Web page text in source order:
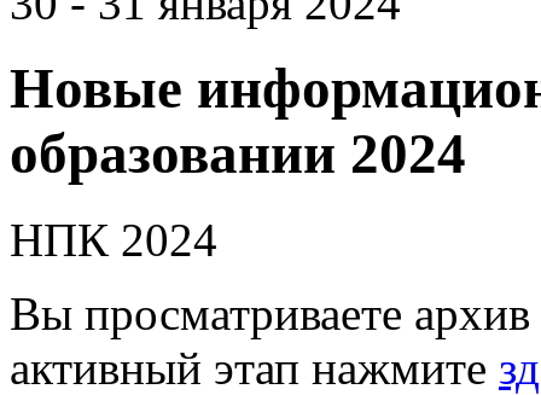
Новые
образовании 2024
НПК 2024
Вы просматриваете
активный этап нажмите